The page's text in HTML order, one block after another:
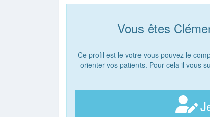
Vous êtes
Ce profil est le votre vous pouvez le
orienter vos patients. Pour cela il vous